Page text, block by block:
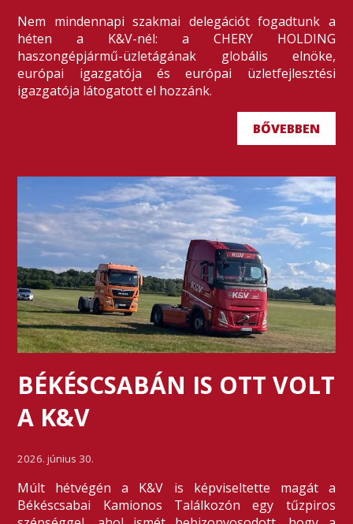
Nem mindennapi szakmai delegációt fogadtunk a
héten a K&V-nél: a CHERY HOLDING
haszongépjármű-üzletágának globális elnöke,
európai igazgatója és európai üzletfejlesztési
igazgatója látogatott el hozzánk.
BŐVEBBEN
BÉKÉSCSABÁN IS OTT VOLT
A K&V
2026. június 30.
Múlt hétvégén a K&V is képviseltette magát a
Békéscsabai Kamionos Találkozón egy tűzpiros